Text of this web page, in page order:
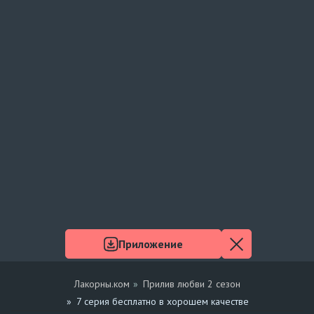
Лакорны.ком
Прилив любви 2 сезон
7 серия бесплатно в хорошем качестве
Приложение